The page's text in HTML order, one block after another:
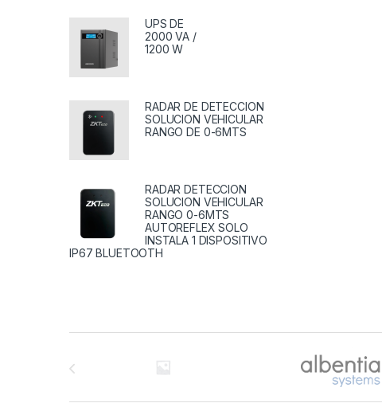
UPS DE
2000 VA /
1200 W
RADAR DE DETECCION
SOLUCION VEHICULAR
RANGO DE 0-6MTS
RADAR DETECCION
SOLUCION VEHICULAR
RANGO 0-6MTS
AUTOREFLEX SOLO
INSTALA 1 DISPOSITIVO
IP67 BLUETOOTH